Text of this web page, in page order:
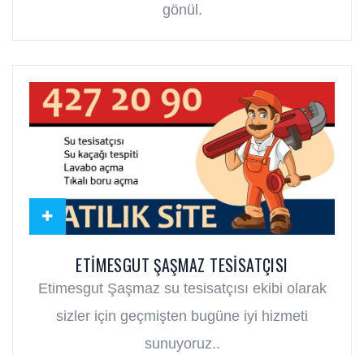
gönül.
ETIMESGUT ŞAŞMAZ TESISATÇISI
Etimesgut Şaşmaz su tesisatçısı ekibi olarak
sizler için geçmişten bugüne iyi hizmeti
sunuyoruz..